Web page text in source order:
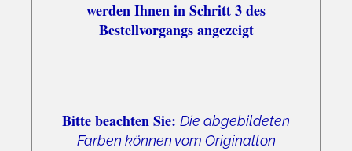
werden Ihnen in Schritt 3 des
Bestellvorgangs angezeigt
Bitte beachten Sie: Die abgebildeten
Farben können vom Originalton